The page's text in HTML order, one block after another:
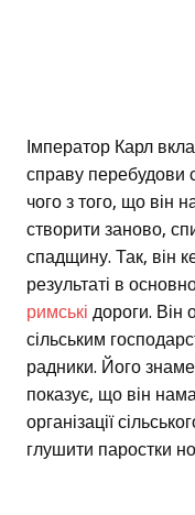
Імператор Карл
справу перебудови
чого з того, що він
створити заново,
спадщину. Так, він
результаті в
римські дороги. Він
сільським
радники. Його
показує, що він
організації
глушити паростки